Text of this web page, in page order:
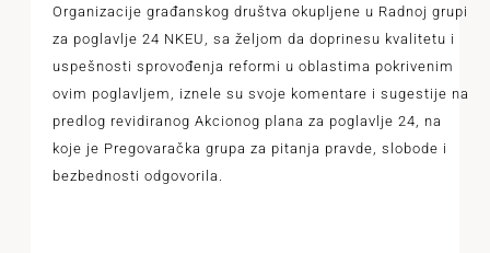
Organizacije građanskog društva okupljene u Radnoj grupi
za poglavlje 24 NKEU, sa željom da doprinesu kvalitetu i
uspešnosti sprovođenja reformi u oblastima pokrivenim
ovim poglavljem, iznele su svoje komentare i sugestije na
predlog revidiranog Akcionog plana za poglavlje 24, na
koje je Pregovaračka grupa za pitanja pravde, slobode i
bezbednosti odgovorila.